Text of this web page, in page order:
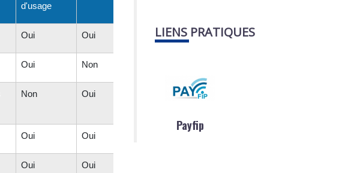
d'usage
Oui Oui
Oui Non
Non Oui
Oui Oui
Oui Oui
LIENS PRATIQUES
Payfip